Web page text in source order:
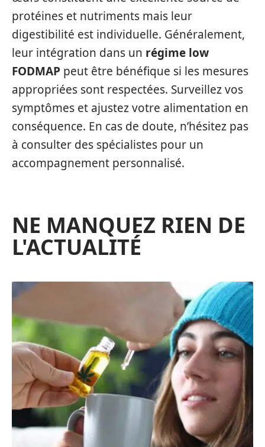
protéines et nutriments mais leur
digestibilité est individuelle. Généralement,
leur intégration dans un régime low
FODMAP peut être bénéfique si les mesures
appropriées sont respectées. Surveillez vos
symptômes et ajustez votre alimentation en
conséquence. En cas de doute, n’hésitez pas
à consulter des spécialistes pour un
accompagnement personnalisé.
NE MANQUEZ RIEN DE
L'ACTUALITÉ